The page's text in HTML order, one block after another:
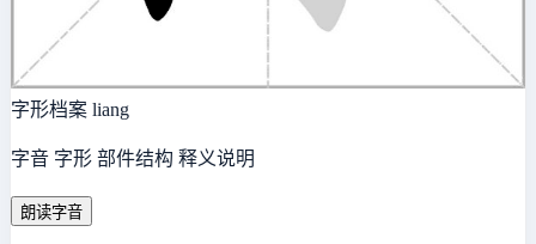
字形档案 liang
字音 字形 部件结构 释义说明
朗读字音